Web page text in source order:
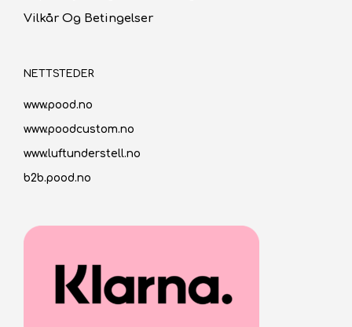
Vilkår Og Betingelser
NETTSTEDER
www.pood.no
www.poodcustom.no
www.luftunderstell.no
b2b.pood.no